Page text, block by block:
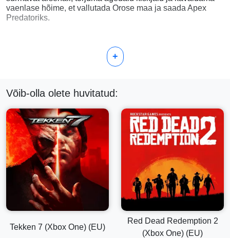
vaenlase hõime, et vallutada Orose maa ja saada Apex
Predatoriks.
+
Võib-olla olete huvitatud:
Tekken 7 (Xbox One) (EU)
Red Dead Redemption 2
(Xbox One) (EU)